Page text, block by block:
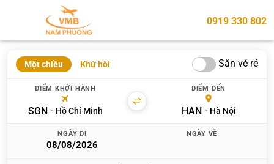
0919 330 802
Một chiều Khứ hồi Săn vé rẻ
ĐIỂM KHỞI HÀNH
SGN Hồ Chí Minh
ĐIỂM ĐẾN
HAN Hà Nội
NGÀY ĐI NGÀY VỀ